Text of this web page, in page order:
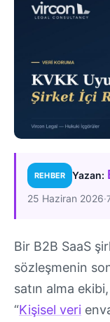
REHBER Yazan:
25 Haziran 2026·
Bir B2B SaaS
sözleşmenin
satın alma
“Kişisel veri